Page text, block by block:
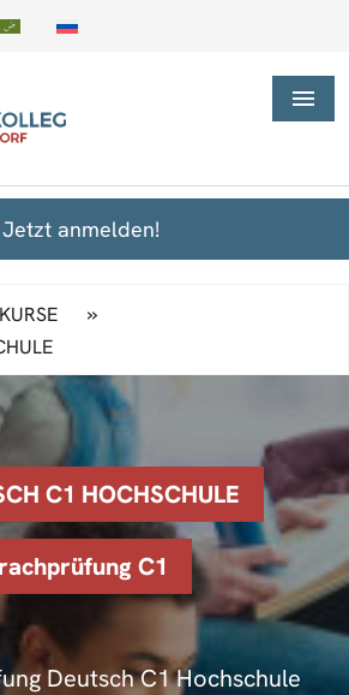
Jetzt anmelden!
KURSE »
C1 HOCHSCHULE
C1
Deutsch C1 Hochschule